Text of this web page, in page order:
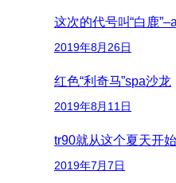
这次的代号叫“白鹿
2019年8月26日
红色“利奇马”spa沙龙
2019年8月11日
tr90就从这个夏天开始
2019年7月7日